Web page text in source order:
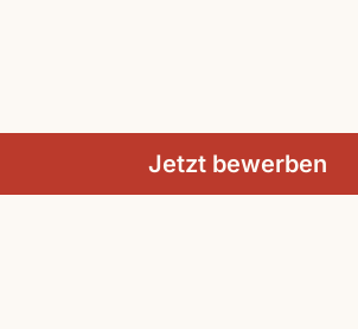
Jetzt bewerben